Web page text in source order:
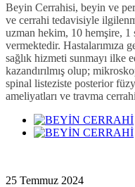
Beyin Cerrahisi, beyin ve
ve cerrahi tedavisiyle
uzman hekim, 10 hemşire, 1
vermektedir. Hastalarımıza
sağlık hizmeti sunmayı ilke
kazandırılmış olup;
spinal listeziste posterior
ameliyatları ve travma
25 Temmuz 2024